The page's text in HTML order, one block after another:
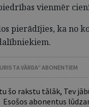
vienmēr
pierādījies, ka no
VĀRDA” ABONENTIEM
šo rakstu tālāk, Tev
Esošos abonentus